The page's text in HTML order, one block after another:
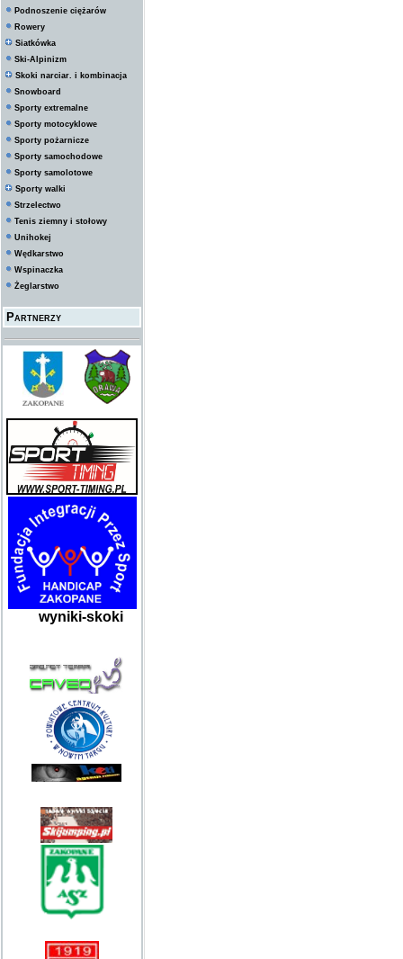
Podnoszenie ciężarów
Rowery
Siatkówka
Ski-Alpinizm
Skoki narciar. i kombinacja
Snowboard
Sporty extremalne
Sporty motocyklowe
Sporty pożarnicze
Sporty samochodowe
Sporty samolotowe
Sporty walki
Strzelectwo
Tenis ziemny i stołowy
Unihokej
Wędkarstwo
Wspinaczka
Żeglarstwo
Partnerzy
wyniki-skoki